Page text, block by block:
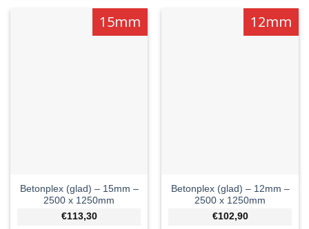
15mm
Betonplex (glad) – 15mm –
2500 x 1250mm
€113,30
12mm
Betonplex (glad) – 12mm –
2500 x 1250mm
€102,90